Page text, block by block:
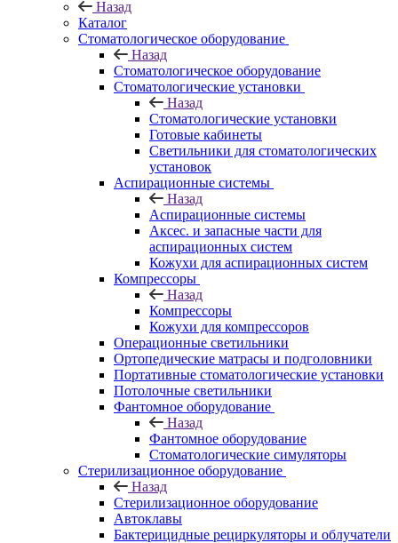
Назад
Каталог
Стоматологическое оборудование
Назад
Стоматологическое оборудование
Стоматологические установки
Назад
Стоматологические установки
Готовые кабинеты
Светильники для стоматологических
установок
Аспирационные системы
Назад
Аспирационные системы
Аксес. и запасные части для
аспирационных систем
Кожухи для аспирационных систем
Компрессоры
Назад
Компрессоры
Кожухи для компрессоров
Операционные светильники
Ортопедические матрасы и подголовники
Портативные стоматологические установки
Потолочные светильники
Фантомное оборудование
Назад
Фантомное оборудование
Стоматологические симуляторы
Стерилизационное оборудование
Назад
Стерилизационное оборудование
Автоклавы
Бактерицидные рециркуляторы и облучатели